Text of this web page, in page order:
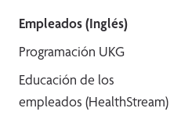
Empleados (Inglés)
Programación UKG
Educación de los
empleados (HealthStream)